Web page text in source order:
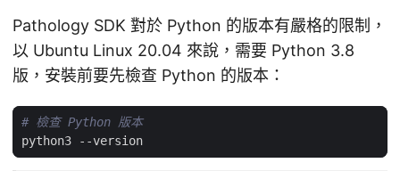
Pathology SDK 對於 Python 的版本有嚴格的限制，
以 Ubuntu Linux 20.04 來說，需要 Python 3.8
版，安裝前要先檢查 Python 的版本：
# 檢查 Python 版本